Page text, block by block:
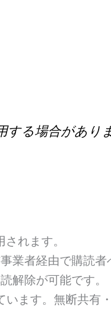
る場合があり
れます。
業者経由で購読者
解除が可能です。
います。無断共有